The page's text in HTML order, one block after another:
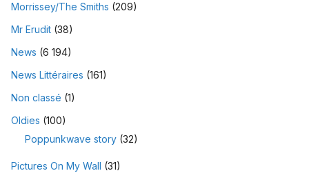
Morrissey/The Smiths (209)
Mr Erudit (38)
News (6 194)
News Littéraires (161)
Non classé (1)
Oldies (100)
Poppunkwave story (32)
Pictures On My Wall
(31)